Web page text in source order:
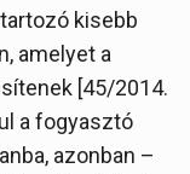
kisebb
amelyet a
[45/2014.
a fogyasztó
azonban –